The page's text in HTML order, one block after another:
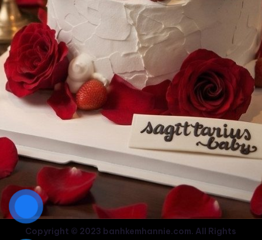
Copyright © 2023 banhkemhannie.com. All Rights